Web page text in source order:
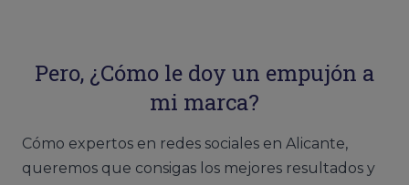
Pero, ¿Cómo le doy un empujón a
mi marca?
Cómo expertos en redes sociales en Alicante,
queremos que consigas los mejores resultados y